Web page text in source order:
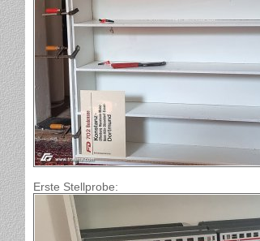
Erste Stellprobe: